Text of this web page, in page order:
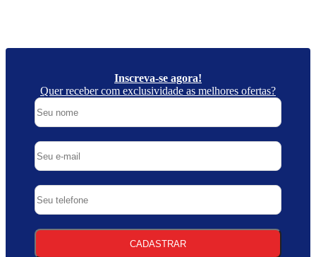
Inscreva-se agora!
Quer receber com exclusividade as melhores ofertas?
CADASTRAR